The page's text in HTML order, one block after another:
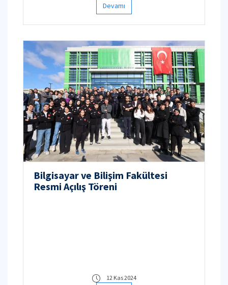
Devamı
Bilgisayar ve Bilişim Fakültesi
Resmi Açılış Töreni
12 Kas 2024